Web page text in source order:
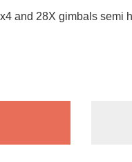
and 28X gimbals semi